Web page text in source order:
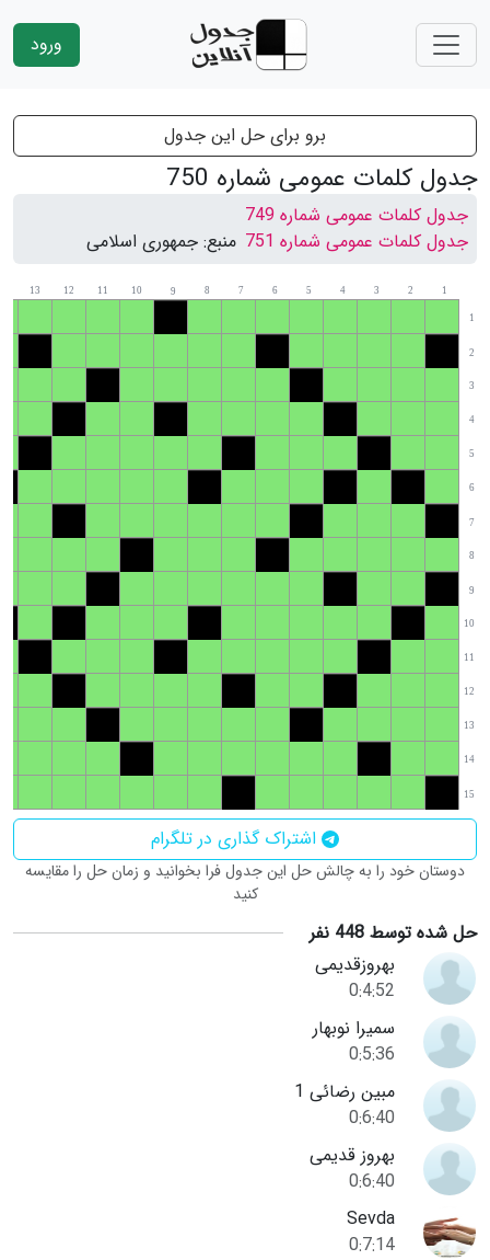
ورود
برو برای حل این جدول
جدول کلمات عمومی شماره 750
جدول کلمات عمومی شماره 749
جدول کلمات عمومی شماره 751
منبع: جمهوری اسلامی
1
1
2
3
4
5
6
7
8
9
10
11
12
13
2
3
4
5
6
7
8
9
10
11
12
13
14
15
اشتراک گذاری در تلگرام
دوستان خود را به چالش حل این جدول فرا بخوانید و زمان حل را مقایسه
کنید
حل شده توسط 448 نفر
بهروزقدیمی
0:4:52
سمیرا نوبهار
0:5:36
مبین رضائی 1
0:6:40
بهروز قدیمی
0:6:40
Sevda
0:7:14